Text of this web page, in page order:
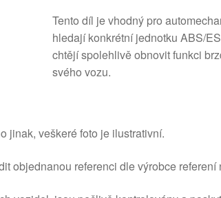
Tento díl je vhodný pro
hledají konkrétní jednotku ABS/
chtějí spolehlivě obnovit funkci
svého vozu.
jinak, veškeré foto je ilustrativní.
objednanou referenci dle výrobce referení